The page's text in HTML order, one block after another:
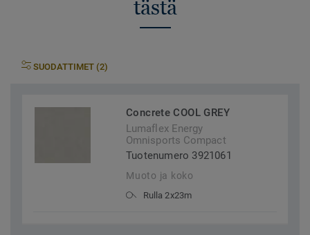
tästä
SUODATTIMET (2)
Concrete COOL GREY
Lumaflex Energy
Omnisports Compact
Tuotenumero 3921061
Muoto ja koko
Rulla 2x23m